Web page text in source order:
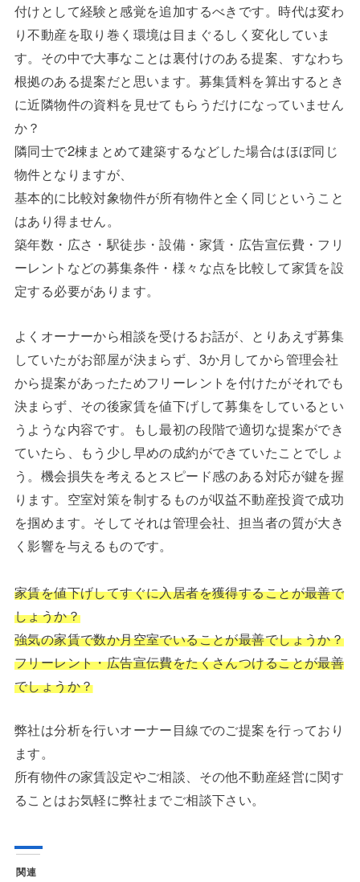
付けとして経験と感覚を追加するべきです。時代は変わ
り不動産を取り巻く環境は目まぐるしく変化していま
す。その中で大事なことは裏付けのある提案、すなわち
根拠のある提案だと思います。募集賃料を算出するとき
に近隣物件の資料を見せてもらうだけになっていません
か？
隣同士で2棟まとめて建築するなどした場合はほぼ同じ
物件となりますが、
基本的に比較対象物件が所有物件と全く同じということ
はあり得ません。
築年数・広さ・駅徒歩・設備・家賃・広告宣伝費・フリ
ーレントなどの募集条件・様々な点を比較して家賃を設
定する必要があります。
よくオーナーから相談を受けるお話が、とりあえず募集
していたがお部屋が決まらず、3か月してから管理会社
から提案があったためフリーレントを付けたがそれでも
決まらず、その後家賃を値下げして募集をしているとい
うような内容です。もし最初の段階で適切な提案ができ
ていたら、もう少し早めの成約ができていたことでしょ
う。機会損失を考えるとスピード感のある対応が鍵を握
ります。空室対策を制するものが収益不動産投資で成功
を掴めます。そしてそれは管理会社、担当者の質が大き
く影響を与えるものです。
家賃を値下げしてすぐに入居者を獲得することが最善で
しょうか？
強気の家賃で数か月空室でいることが最善でしょうか？
フリーレント・広告宣伝費をたくさんつけることが最善
でしょうか？
弊社は分析を行いオーナー目線でのご提案を行っており
ます。
所有物件の家賃設定やご相談、その他不動産経営に関す
ることはお気軽に弊社までご相談下さい。
関連